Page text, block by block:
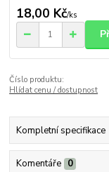
18,00 Kč/ks
Číslo produktu:
Hlídat cenu / dostupnost
Kompletní specifikace
Komentáře 0